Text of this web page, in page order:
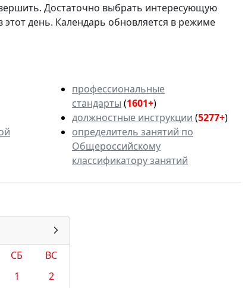
Достаточно выбрать интересующую
день. Календарь обновляется в режиме
профессиональные
стандарты (1601+)
должностные инструкции (5277+)
определитель занятий по
Общероссийскому
классификатору занятий
СБ
ВС
1
2